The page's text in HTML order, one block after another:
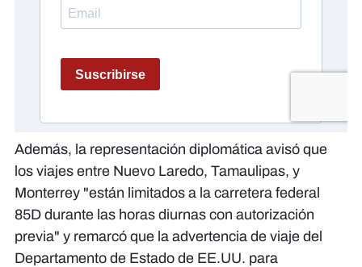
Además, la representación diplomática avisó que
los viajes entre Nuevo Laredo, Tamaulipas, y
Monterrey "están limitados a la carretera federal
85D durante las horas diurnas con autorización
previa" y remarcó que la advertencia de viaje del
Departamento de Estado de EE.UU. para